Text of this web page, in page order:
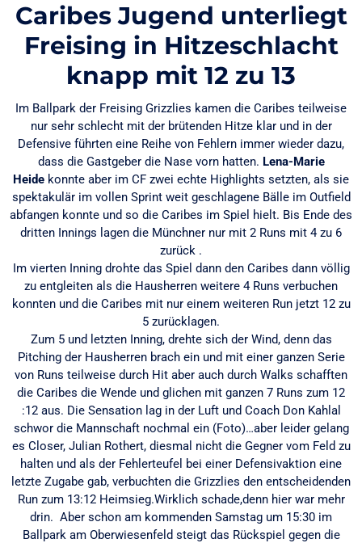
Caribes Jugend unterliegt
Freising in Hitzeschlacht
knapp mit 12 zu 13
Im Ballpark der Freising Grizzlies kamen die Caribes teilweise
nur sehr schlecht mit der brütenden Hitze klar und in der
Defensive führten eine Reihe von Fehlern immer wieder dazu,
dass die Gastgeber die Nase vorn hatten. Lena-Marie
Heide konnte aber im CF zwei echte Highlights setzten, als sie
spektakulär im vollen Sprint weit geschlagene Bälle im Outfield
abfangen konnte und so die Caribes im Spiel hielt. Bis Ende des
dritten Innings lagen die Münchner nur mit 2 Runs mit 4 zu 6
zurück .
Im vierten Inning drohte das Spiel dann den Caribes dann völlig
zu entgleiten als die Hausherren weitere 4 Runs verbuchen
konnten und die Caribes mit nur einem weiteren Run jetzt 12 zu
5 zurücklagen.
Zum 5 und letzten Inning, drehte sich der Wind, denn das
Pitching der Hausherren brach ein und mit einer ganzen Serie
von Runs teilweise durch Hit aber auch durch Walks schafften
die Caribes die Wende und glichen mit ganzen 7 Runs zum 12
:12 aus. Die Sensation lag in der Luft und Coach Don Kahlal
schwor die Mannschaft nochmal ein (Foto)…aber leider gelang
es Closer, Julian Rothert, diesmal nicht die Gegner vom Feld zu
halten und als der Fehlerteufel bei einer Defensivaktion eine
letzte Zugabe gab, verbuchten die Grizzlies den entscheidenden
Run zum 13:12 Heimsieg.Wirklich schade,denn hier war mehr
drin. Aber schon am kommenden Samstag um 15:30 im
Ballpark am Oberwiesenfeld steigt das Rückspiel gegen die